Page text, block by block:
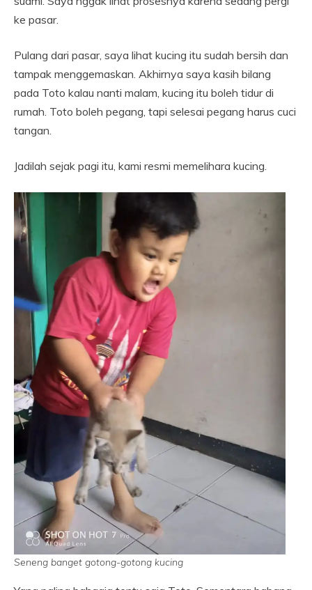
ke pasar.
Pulang dari pasar, saya lihat kucing itu sudah bersih dan
tampak menggemaskan. Akhirnya saya kasih bilang
pada Toto kalau nanti malam, kucing itu boleh tidur di
rumah. Toto boleh pegang, tapi selesai pegang harus cuci
tangan.
Jadilah sejak pagi itu, kami resmi memelihara kucing.
Seneng banget gotong-gotong kucing